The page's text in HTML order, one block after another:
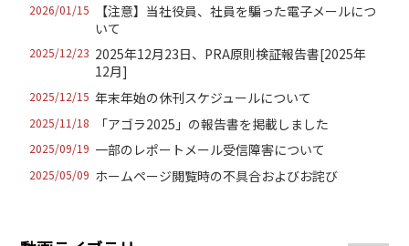
2026/01/15
【注意】当社役員、社員を騙った電子メールにつ
いて
2025/12/23 2025年12月23日、PRA原則検証報告書[2025年
12月]
2025/12/15 年末年始の休刊スケジュールについて
2025/11/18 「アゴラ2025」の報告書を掲載しました
2025/09/19 一部のレポートメール受信障害について
2025/05/09 ホームページ閲覧時の不具合およびお詫び